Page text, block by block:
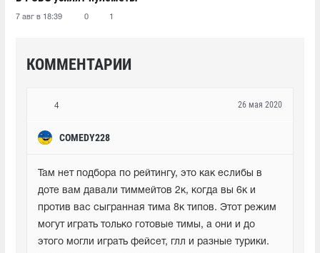
7 авг в 18:39 0 1
КОММЕНТАРИИ
4
COMEDY228
26 мая 2020
Там нет подбора по рейтингу, это как еслибы в
доте вам давали тиммейтов 2к, когда вы 6к и
против вас сыгранная тима 8к типов. Этот режим
могут играть только готовые тимы, а они и до
этого могли играть фейсет, глл и разные турики.